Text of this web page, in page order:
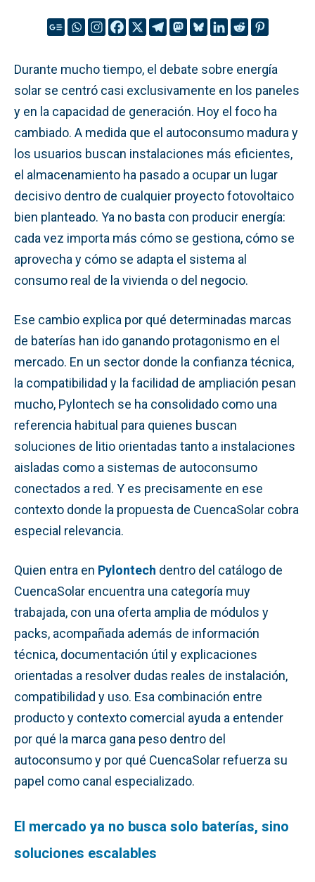
Durante mucho tiempo, el debate sobre energía
solar se centró casi exclusivamente en los paneles
y en la capacidad de generación. Hoy el foco ha
cambiado. A medida que el autoconsumo madura y
los usuarios buscan instalaciones más eficientes,
el almacenamiento ha pasado a ocupar un lugar
decisivo dentro de cualquier proyecto fotovoltaico
bien planteado. Ya no basta con producir energía:
cada vez importa más cómo se gestiona, cómo se
aprovecha y cómo se adapta el sistema al
consumo real de la vivienda o del negocio.
Ese cambio explica por qué determinadas marcas
de baterías han ido ganando protagonismo en el
mercado. En un sector donde la confianza técnica,
la compatibilidad y la facilidad de ampliación pesan
mucho, Pylontech se ha consolidado como una
referencia habitual para quienes buscan
soluciones de litio orientadas tanto a instalaciones
aisladas como a sistemas de autoconsumo
conectados a red. Y es precisamente en ese
contexto donde la propuesta de CuencaSolar cobra
especial relevancia.
Quien entra en Pylontech dentro del catálogo de
CuencaSolar encuentra una categoría muy
trabajada, con una oferta amplia de módulos y
packs, acompañada además de información
técnica, documentación útil y explicaciones
orientadas a resolver dudas reales de instalación,
compatibilidad y uso. Esa combinación entre
producto y contexto comercial ayuda a entender
por qué la marca gana peso dentro del
autoconsumo y por qué CuencaSolar refuerza su
papel como canal especializado.
El mercado ya no busca solo baterías, sino
soluciones escalables